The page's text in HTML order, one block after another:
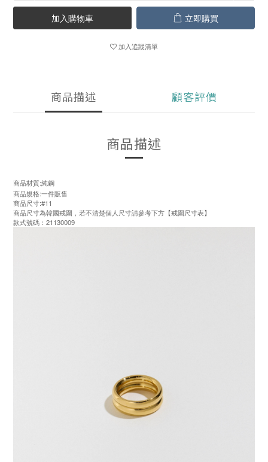
加入購物車 立即購買
加入追蹤清單
商品描述 顧客評價
商品描述
商品材質:純鋼
商品規格:一件販售
商品尺寸:#11
商品尺寸為韓國戒圍，若不清楚個人尺寸請參考下方【戒圍尺寸表】
款式號碼：21130009